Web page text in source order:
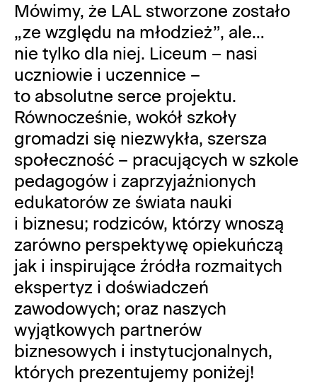
Mówimy, że LAL stworzone zostało
„ze względu na młodzież”, ale…
nie tylko dla niej. Liceum – nasi
uczniowie i uczennice –
to absolutne serce projektu.
Równocześnie, wokół szkoły
gromadzi się niezwykła, szersza
społeczność – pracujących w szkole
pedagogów i zaprzyjaźnionych
edukatorów ze świata nauki
i biznesu; rodziców, którzy wnoszą
zarówno perspektywę opiekuńczą
jak i inspirujące źródła rozmaitych
ekspertyz i doświadczeń
zawodowych; oraz naszych
wyjątkowych partnerów
biznesowych i instytucjonalnych,
których prezentujemy poniżej!